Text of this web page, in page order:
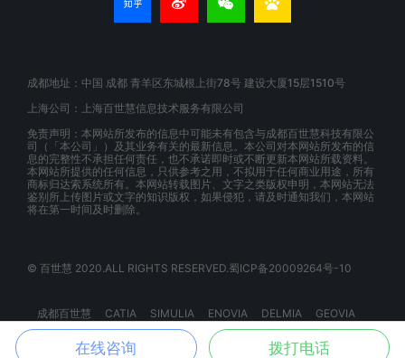
成都地址：中国 成都 青羊区东城根上街78号 建设大厦15层1510号
上海公司：上海百世慧信息技术服务有限公司
免责声明：本网站所发布的信息中可能未有包含与成都百世慧科技有限公
司（「本公司」）及其业务有关的最新信息。本公司对本网站所发布的信
息的完整性不承担任何责任，也不承诺即时或不断更新本网站所载资料。
本网站所提供的任何信息，只供参考之用，不拟用于任何商业用途，所有
商标归达索系统所有。本网站转载图片、文字之类版权申明，本网站无法
鉴别所上传图片或文字的知识版权，如果侵犯，请及时通知我们，本网站
将在第一时间及时删除。
© 百世慧 2020.ALL RIGHTS RESERVED.蜀ICP备20009264号-10
成都百世慧 CATIA SIMULIA ENOVIA DELMIA
GEOVIA
BIOVIA
EXALEAD 3DSPACEX 3DEXPERIENCE
在线咨询 拨打电话